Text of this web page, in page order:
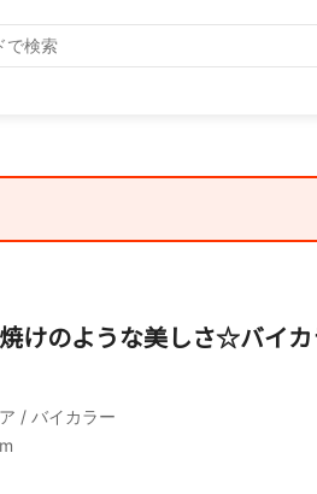
焼けのような美しさ☆バイ
/ バイカラー